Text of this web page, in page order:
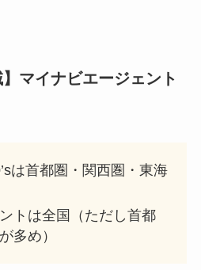
】マイナビエージェント
は首都圏・関西圏・東海
トは全国（ただし首都
多め）